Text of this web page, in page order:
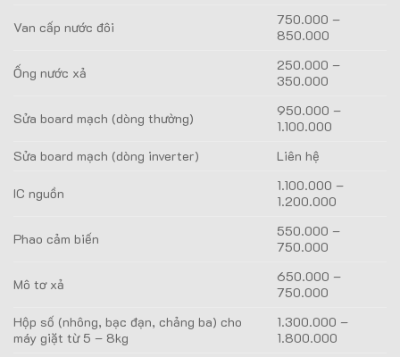
Van cấp nước đôi
750.000 –
850.000
Ống nước xả
250.000 –
350.000
Sửa board mạch (dòng thường)
950.000 –
1.100.000
Sửa board mạch (dòng inverter)
Liên hệ
IC nguồn
1.100.000 –
1.200.000
Phao cảm biến
550.000 –
750.000
Mô tơ xả
650.000 –
750.000
Hộp số (nhông, bạc đạn, chảng ba) cho
máy giặt từ 5 – 8kg
1.300.000 –
1.800.000